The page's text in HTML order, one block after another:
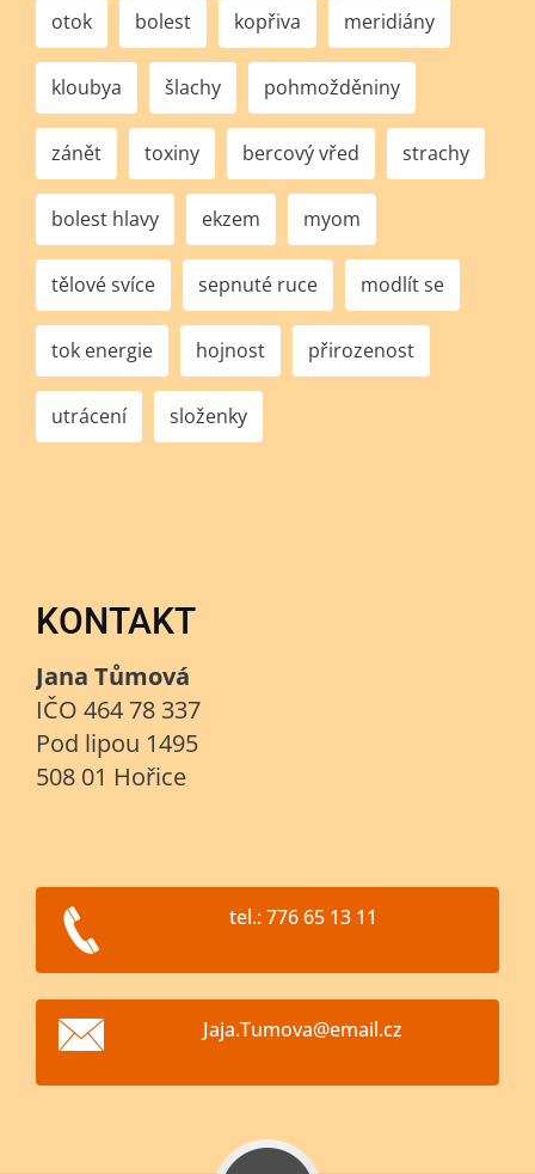
otok bolest kopřiva meridiány
kloubya šlachy pohmožděniny
zánět toxiny bercový vřed strachy
bolest hlavy ekzem myom
tělové svíce sepnuté ruce modlít se
tok energie hojnost přirozenost
utrácení složenky
KONTAKT
Jana Tůmová
IČO 464 78 337
Pod lipou 1495
508 01 Hořice
tel.: 776 65 13 11
Jaja.Tumova@email.cz